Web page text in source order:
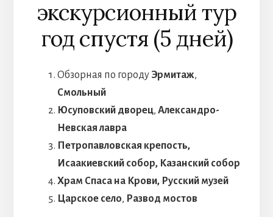
экскурсионный тур
год спустя (5 дней)
Обзорная по городу Эрмитаж,
Смольный
Юсуповский дворец, Александро-
Невская лавра
Петропавловская крепость,
Исаакиевский собор, Казанский собор
Храм Спаса на Крови, Русский музей
Царское село, Развод мостов